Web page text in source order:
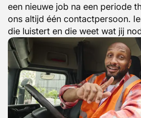
een nieuwe job na een periode
ons altijd één contactpersoon.
die luistert en die weet wat jij